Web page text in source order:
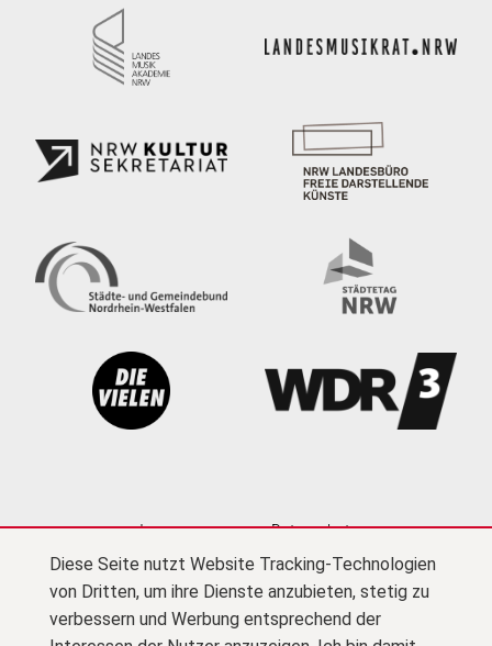
Diese Seite nutzt Website Tracking-Technologien
von Dritten, um ihre Dienste anzubieten, stetig zu
verbessern und Werbung entsprechend der
Impressum
Datenschutz
Cookie-Einstellungen
Kontakt
Newsletter
Presse
Barrierefreiheit Netiquette (PDF)